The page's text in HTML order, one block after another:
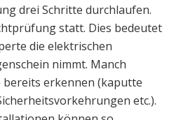
drei Schritte durchlaufen.
statt. Dies bedeutet
die elektrischen
nimmt. Manch
bereits erkennen (kaputte
etc.).